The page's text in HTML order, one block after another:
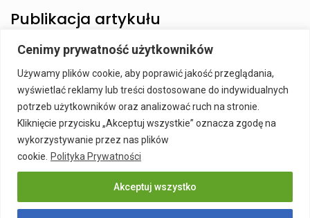
Cenimy prywatność użytkowników
Używamy plików cookie, aby poprawić jakość przeglądania,
wyświetlać reklamy lub treści dostosowane do indywidualnych
potrzeb użytkowników oraz analizować ruch na stronie.
Kliknięcie przycisku „Akceptuj wszystkie” oznacza zgodę na
wykorzystywanie przez nas plików
cookie. Polityka Prywatności
Akceptuj wszystko
Publikacja artykułu
naszym serwisie.
Szczegóły: Publikacja Artykułu